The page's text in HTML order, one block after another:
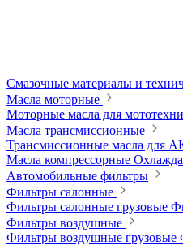
Смазочные материалы и
Масла моторные
Моторные масла для
Масла трансмиссионные
Трансмиссионные масла для
Масла компрессорные
Автомобильные фильтры
Фильтры салонные
Фильтры салонные грузовые
Фильтры воздушные
Фильтры воздушные грузовые